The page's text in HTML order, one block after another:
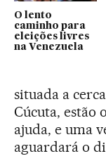
O lento
caminho para
eleições livres
na Venezuela
situada a
Cúcuta, estão
ajuda, e uma
aguardará o